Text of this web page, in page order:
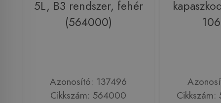
5L, B3 rendszer, fehér
(564000)
Azonosító: 137496
Cikkszám: 564000